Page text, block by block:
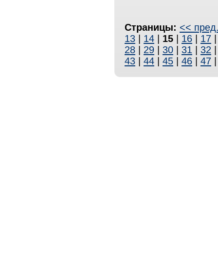
Страницы: <<
13
14 15 16 17
28
29 30 31 32
43
44 45 46 47